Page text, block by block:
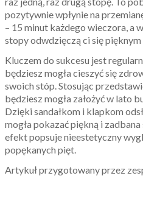
pozytywnie wpłynie na
– 15 minut każdego wieczora, a
stopy odwdzięczą ci się
Kluczem do sukcesu jest
będziesz mogła cieszyć się
swoich stóp. Stosując
będziesz mogła założyć w lato
Dzięki sandałkom i klapkom
mogła pokazać piękną i
efekt popsuje nieestetyczny
popękanych pięt.
Artykuł przygotowany przez